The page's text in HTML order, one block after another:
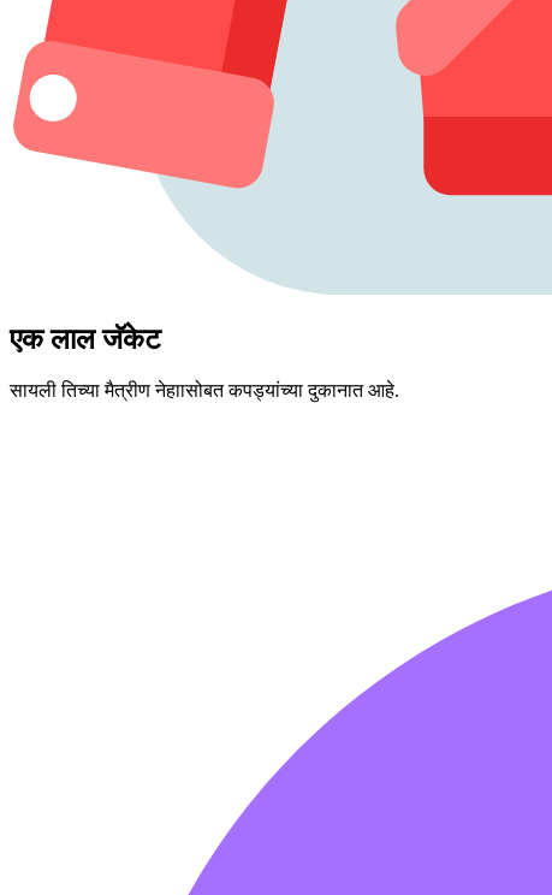
एक लाल जॅकेट
सायली तिच्या मैत्रीण नेहाासोबत कपड्यांच्या दुकानात आहे.